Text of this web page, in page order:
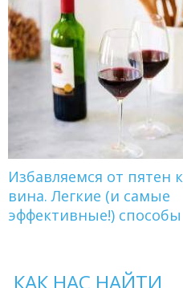
Избавляемся от пятен
вина. Легкие (и самые
эффективные!) способы
КАК НАС НАЙТИ